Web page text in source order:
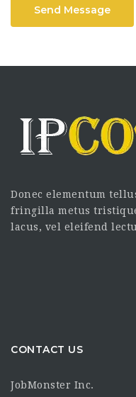
Send Message
Donec elementum
fringilla metus
lacus, vel eleifend
CONTACT US
JobMonster Inc.